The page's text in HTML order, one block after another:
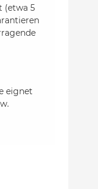
(etwa 5
eignet